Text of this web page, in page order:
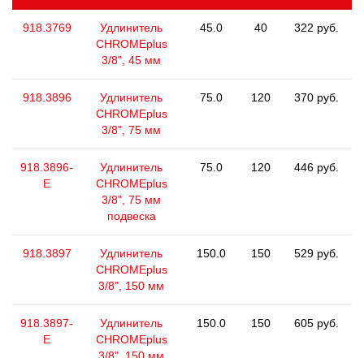
918.3769
Удлинитель
CHROMEplus
3/8", 45 мм
45.0 40 322 руб.
918.3896
Удлинитель
CHROMEplus
3/8", 75 мм
75.0 120 370 руб.
918.3896-
E
Удлинитель
CHROMEplus
3/8", 75 мм
подвеска
75.0 120 446 руб.
918.3897
Удлинитель
CHROMEplus
3/8", 150 мм
150.0 150 529 руб.
918.3897-
E
Удлинитель
CHROMEplus
150.0 150 605 руб.